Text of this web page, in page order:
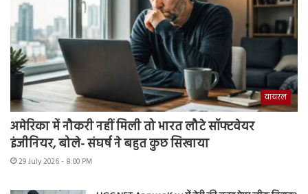
वायरल
अमेरिका में नौकरी नहीं मिली तो भारत लौटे सॉफ्टवेयर
इंजीनियर, बोले- संघर्ष ने बहुत कुछ सिखाया
29 July 2026 - 8:00 PM